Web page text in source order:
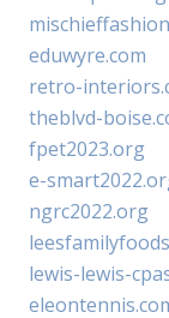
eduwyre.com
retro-
theblvd-
fpet2023.org
e-
ngrc2022.org
lewis-lewis-